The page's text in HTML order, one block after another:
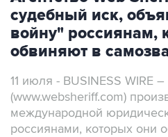
судебный иск,
войну" россиянам,
обвиняют в
11 июля - BUSINESS WIRE
(www.websheriff.com)
международной
россиянами, которых они